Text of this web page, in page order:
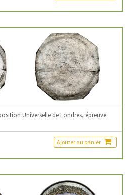
Universelle de Londres, épreuve
Ajouter au panier